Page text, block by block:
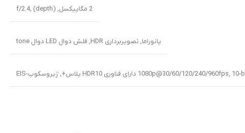
2 مگاپیکسل, f/2.4, (depth)
پانوراما, تصویربرداری HDR , فلش دوال LED دوال tone